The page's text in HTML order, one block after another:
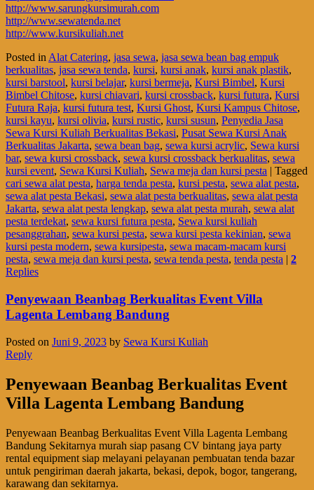
http://www.sarungkursimurah.com
http://www.sewatenda.net
http://www.kursikuliah.net
Posted inAlat Catering, jasa sewa, jasa sewa bean bag empuk
berkualitas, jasa sewa tenda, kursi, kursi anak, kursi anak plastik,
kursi barstool, kursi belajar, kursi bermeja, Kursi Bimbel, Kursi
Bimbel Chitose, kursi chiavari, kursi crossback, kursi futura, Kursi
Futura Raja, kursi futura test, Kursi Ghost, Kursi Kampus Chitose,
kursi kayu, kursi olivia, kursi rustic, kursi susun, Penyedia Jasa
Sewa Kursi Kuliah Berkualitas Bekasi, Pusat Sewa Kursi Anak
Berkualitas Jakarta, sewa bean bag, sewa kursi acrylic, Sewa kursi
bar, sewa kursi crossback, sewa kursi crossback berkualitas, sewa
kursi event, Sewa Kursi Kuliah, Sewa meja dan kursi pesta | Tagged
cari sewa alat pesta, harga tenda pesta, kursi pesta, sewa alat pesta,
sewa alat pesta Bekasi, sewa alat pesta berkualitas, sewa alat pesta
Jakarta, sewa alat pesta lengkap, sewa alat pesta murah, sewa alat
pesta terdekat, sewa kursi futura pesta, Sewa kursi kuliah
pesanggrahan, sewa kursi pesta, sewa kursi pesta kekinian, sewa
kursi pesta modern, sewa kursipesta, sewa macam-macam kursi
pesta, sewa meja dan kursi pesta, sewa tenda pesta, tenda pesta | 2
Replies
Penyewaan Beanbag Berkualitas Event Villa
Lagenta Lembang Bandung
Posted on Juni 9, 2023 by Sewa Kursi Kuliah
Reply
Penyewaan Beanbag Berkualitas Event
Villa Lagenta Lembang Bandung
Penyewaan Beanbag Berkualitas Event Villa Lagenta Lembang
Bandung Sekitarnya murah siap pasang CV bintang jaya party
rental equipment siap melayani pelayanan pembuatan tenda bazar
untuk pengiriman daerah jakarta, bekasi, depok, bogor, tangerang,
karawang dan sekitarnya.